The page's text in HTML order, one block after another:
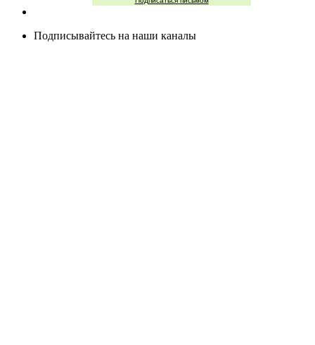
Подписывайтесь на наши каналы